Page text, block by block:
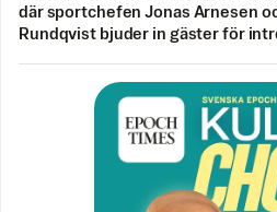
där sportchefen Jonas Arnesen
Rundqvist bjuder in gäster för